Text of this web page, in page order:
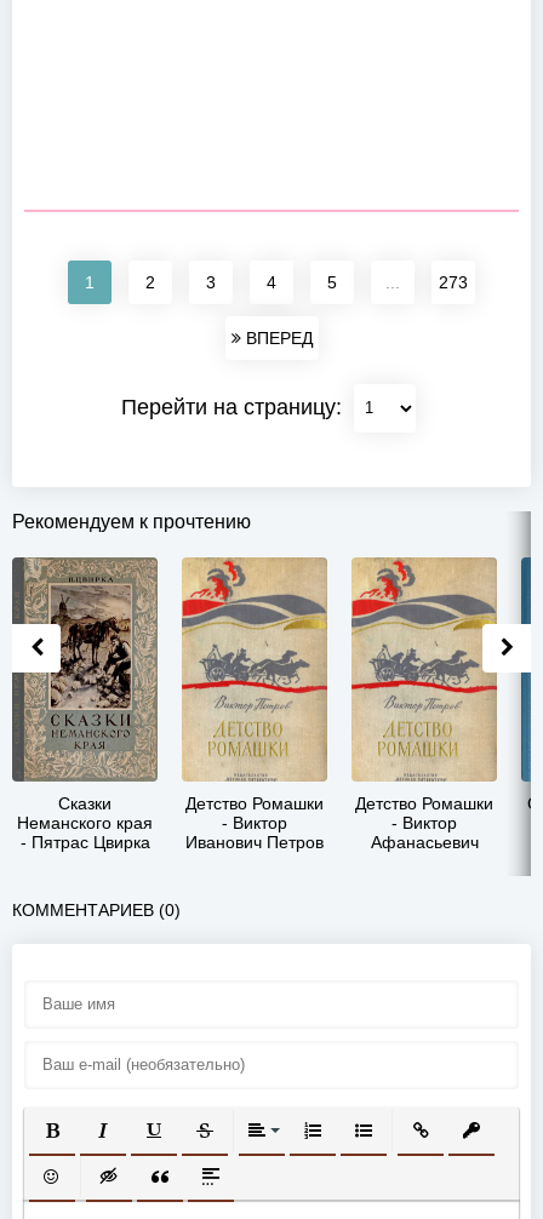
1 2 3 4 5 273
ВПЕРЕД
Перейти на страницу:
Рекомендуем к прочтению
Сказки
Неманского края
- Пятрас Цвирка
Детство Ромашки
- Виктор
Иванович Петров
Детство Ромашки
- Виктор
Афанасьевич
КОММЕНТАРИЕВ (0)
ПОЛУЖИРНЫЙ
КУРСИВПОДЧЕРКНУТЫЙ
ЗАЧЕРКНУТЫЙВЫРАВНИВАНИЕ
НУМЕРОВАННЫЙ СПИСОК
МАРКИРОВАННЫЙ
ВСТАВИТЬ
ВСТАВИТЬ СМАЙЛИК
ВСТАВКА СКРЫТОГО ТЕКСТА
ВСТАВКА ЦИТАТЫ
ВСТАВКА СПОЙЛЕРА